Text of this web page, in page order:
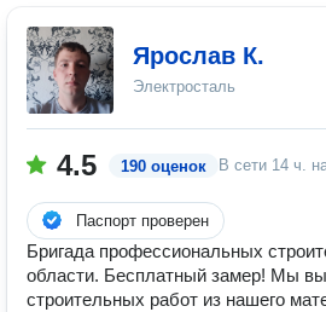
Ярослав К.
Электросталь
4.5 190 оценок В сети 14 ч.
Паспорт проверен
Бригада профессиональных
области. Бесплатный замер! Мы
строительных работ из нашего